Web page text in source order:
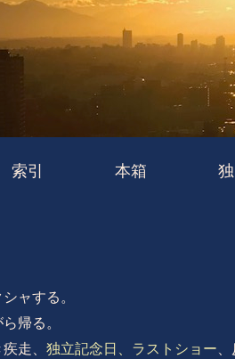
索引 本箱
ャする。
帰る。
走、 独立記念日、ラストショー